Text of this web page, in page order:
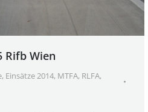
Rifb Wien
, Einsätze 2014, MTFA, RLFA,